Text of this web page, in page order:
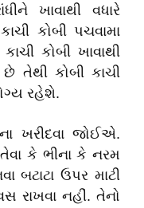
ખાવાથી વધારે
કોબી પચવામા
કોબી ખાવાથી
તેથી કોબી કાચી
રહેશે.
ખરીદવા જોઈએ.
કે ભીના કે નરમ
બટાટા ઉપર માટી
રાખવા નહીં. તેનો